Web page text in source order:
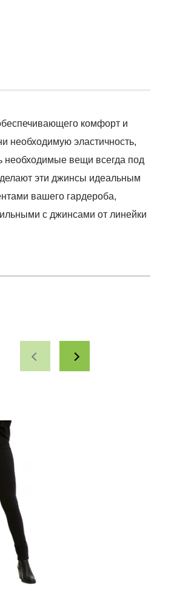
комфорт и
необходимую эластичность,
необходимые вещи всегда под
эти джинсы идеальным
вашего гардероба,
с джинсами от линейки